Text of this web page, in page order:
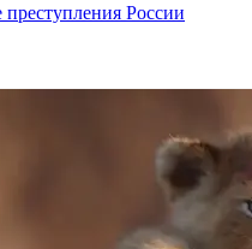
России